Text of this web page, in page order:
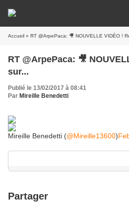
Accueil » RT @ArpePaca: 🎥 NOUVELLE VIDÉO !
RT @ArpePaca: 🎥
sur...
Publié le 13/02/2017 à 08:41
Par Mireille Benedetti
Mireille Benedetti (@Mireille13600)
Partager